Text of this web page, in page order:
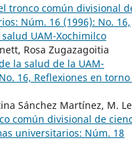
tronco común divisional
Núm. 16 (1996): No. 16,
UAM-Xochimilco
Rosa Zugazagoitia
la salud de la UAM-
16, Reflexiones en torno
Sánchez Martínez, M.
común divisional de
universitarios: Núm. 18